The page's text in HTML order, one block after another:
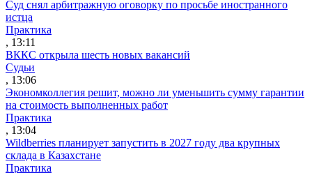
Суд снял арбитражную оговорку по просьбе иностранного
истца
Практика
, 13:11
ВККС открыла шесть новых вакансий
Судьи
, 13:06
Экономколлегия решит, можно ли уменьшить сумму гарантии
на стоимость выполненных работ
Практика
, 13:04
Wildberries планирует запустить в 2027 году два крупных
склада в Казахстане
Практика